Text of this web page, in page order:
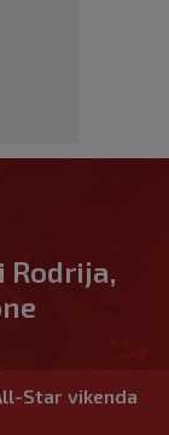
Rodrija,
Star vikenda